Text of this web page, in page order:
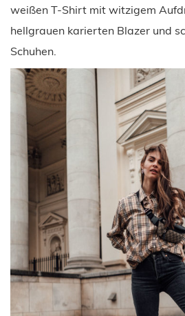
weißen T-Shirt mit witzigem
hellgrauen karierten Blazer und
Schuhen.